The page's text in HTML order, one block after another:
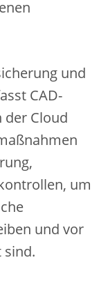
und
CAD-
Cloud
um
und vor
sind.